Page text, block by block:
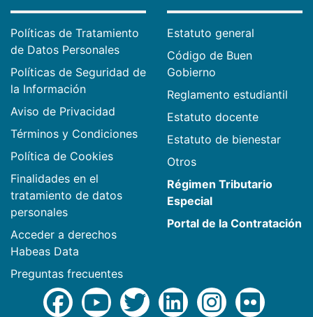
Políticas de Tratamiento
de Datos Personales
Políticas de Seguridad de
la Información
Aviso de Privacidad
Términos y Condiciones
Política de Cookies
Finalidades en el
tratamiento de datos
personales
Acceder a derechos
Habeas Data
Preguntas frecuentes
Estatuto general
Código de Buen
Gobierno
Reglamento estudiantil
Estatuto docente
Estatuto de bienestar
Otros
Régimen Tributario
Especial
Portal de la Contratación